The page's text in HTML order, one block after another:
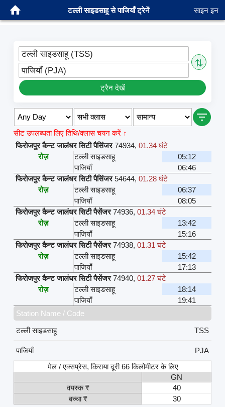
टल्ली साइडसाहू से पाजियाँ ट्रेनें साइन इन
टल्ली साइडसाहू (TSS)
⇅
पाजियाँ (PJA)
ट्रैन देखें
सीट उपलब्धता लिए तिथि/क्लास चयन करें ↑
फिरोजपुर कैन्ट जालंधर सिटी पैसिंजर 74934, 01.34 घंटे
रोज़
टल्ली साइडसाहू
05:12
पाजियाँ
06:46
फिरोजपुर कैन्ट जालंधर सिटी पैसिंजर 54644, 01.28 घंटे
रोज़
टल्ली साइडसाहू
06:37
पाजियाँ
08:05
फिरोजपुर कैन्ट जालंधर सिटी पैसेंजर 74936, 01.34 घंटे
रोज़
टल्ली साइडसाहू
13:42
पाजियाँ
15:16
फिरोजपुर कैन्ट जालंधर सिटी पैसेंजर 74938, 01.31 घंटे
रोज़
टल्ली साइडसाहू
15:42
पाजियाँ
17:13
फिरोजपुर कैन्ट जालंधर सिटी पैसेंजर 74940, 01.27 घंटे
रोज़
टल्ली साइडसाहू
18:14
पाजियाँ
19:41
Station Name / Code
टल्ली साइडसाहू
TSS
पाजियाँ
PJA
मेल / एक्सप्रेस, किराया दूरी 66 किलोमीटर के लिए
GN
वयस्क ₹
40
बच्चा ₹
30